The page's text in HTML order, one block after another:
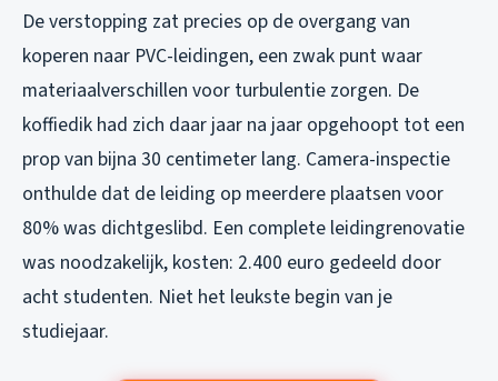
De verstopping zat precies op de overgang van
koperen naar PVC-leidingen, een zwak punt waar
materiaalverschillen voor turbulentie zorgen. De
koffiedik had zich daar jaar na jaar opgehoopt tot een
prop van bijna 30 centimeter lang. Camera-inspectie
onthulde dat de leiding op meerdere plaatsen voor
80% was dichtgeslibd. Een complete leidingrenovatie
was noodzakelijk, kosten: 2.400 euro gedeeld door
acht studenten. Niet het leukste begin van je
studiejaar.